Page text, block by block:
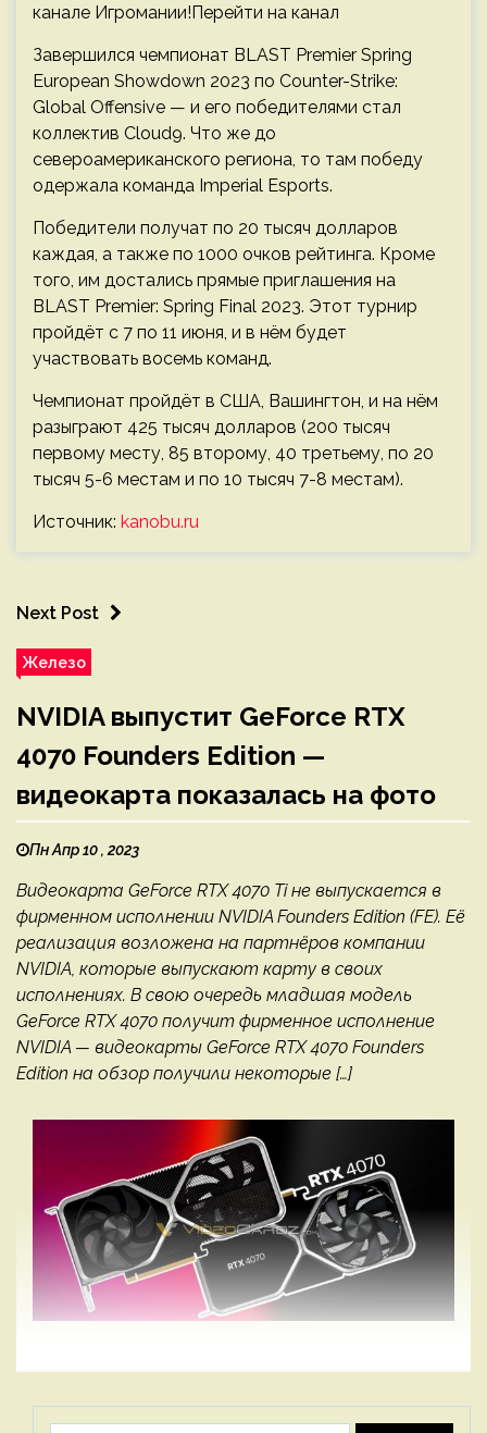
канале Игромании!Перейти на канал
Завершился чемпионат BLAST Premier Spring
European Showdown 2023 по Counter-Strike:
Global Offensive — и его победителями стал
коллектив Cloud9. Что же до
североамериканского региона, то там победу
одержала команда Imperial Esports.
Победители получат по 20 тысяч долларов
каждая, а также по 1000 очков рейтинга. Кроме
того, им достались прямые приглашения на
BLAST Premier: Spring Final 2023. Этот турнир
пройдёт с 7 по 11 июня, и в нём будет
участвовать восемь команд.
Чемпионат пройдёт в США, Вашингтон, и на нём
разыграют 425 тысяч долларов (200 тысяч
первому месту, 85 второму, 40 третьему, по 20
тысяч 5-6 местам и по 10 тысяч 7-8 местам).
Источник: kanobu.ru
Next Post
Железо
NVIDIA выпустит GeForce RTX
4070 Founders Edition —
видеокарта показалась на фото
Пн Апр 10 , 2023
Видеокарта GeForce RTX 4070 Ti не выпускается в
фирменном исполнении NVIDIA Founders Edition (FE). Её
реализация возложена на партнёров компании
NVIDIA, которые выпускают карту в своих
исполнениях. В свою очередь младшая модель
GeForce RTX 4070 получит фирменное исполнение
NVIDIA — видеокарты GeForce RTX 4070 Founders
Edition на обзор получили некоторые […]